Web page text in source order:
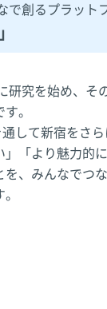
で創るプラット
研究を始め、
。
して新宿をさ
「より魅力的
、みんなでつ